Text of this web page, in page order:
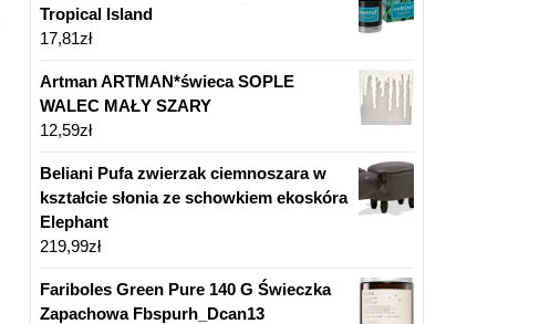
Tropical Island
17,81zł
Artman ARTMAN*świeca SOPLE
WALEC MAŁY SZARY
12,59zł
Beliani Pufa zwierzak ciemnoszara w
kształcie słonia ze schowkiem ekoskóra
Elephant
219,99zł
Fariboles Green Pure 140 G Świeczka
Zapachowa Fbspurh_Dcan13